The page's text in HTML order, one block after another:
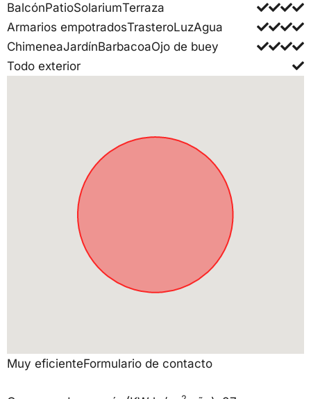
BalcónPatioSolariumTerraza
Armarios empotradosTrasteroLuzAgua
ChimeneaJardínBarbacoaOjo de buey
Todo exterior
Muy eficienteFormulario de contacto